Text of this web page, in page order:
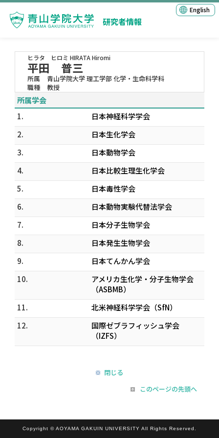
研究者情報
English
ヒラタ ヒロミ HIRATA Hiromi
平田 普三
所属
青山学院大学 理工学部 化学・生命科学科
職種
教授
所属学会
1.
日本神経科学学会
2.
日本生化学会
3.
日本動物学会
4.
日本比較生理生化学会
5.
日本毒性学会
6.
日本動物実験代替法学会
7.
日本分子生物学会
8.
日本発生生物学会
9.
日本てんかん学会
10.
アメリカ生化学・分子生物学会
（ASBMB）
11.
北米神経科学学会（SfN）
12.
国際ゼブラフィッシュ学会
（IZFS）
閉じる
このページの先頭へ
Copyright © AOYAMA GAKUIN UNIVERSITY All Rights Reserved.